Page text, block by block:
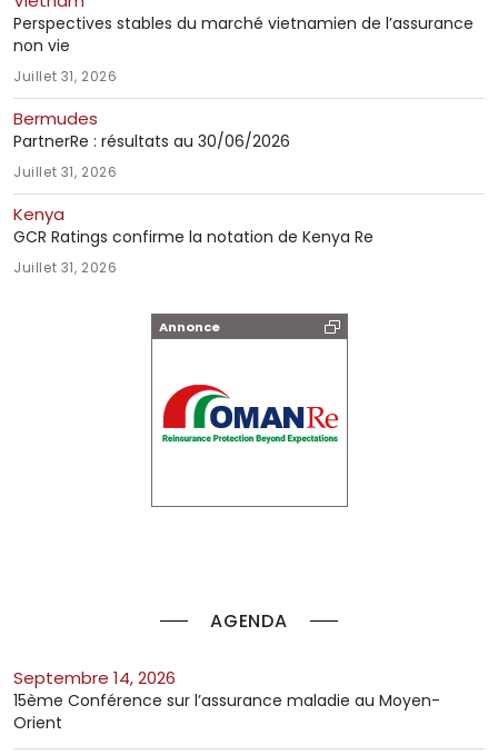
Annonce
AGENDA
septembre 14, 2026
15ème Conférence sur l’assurance maladie au Moyen-
Orient
Perspectives stables du marché vietnamien de l’assurance
non vie
Juillet 31, 2026
Bermudes
PartnerRe : résultats au 30/06/2026
Juillet 31, 2026
Kenya
GCR Ratings confirme la notation de Kenya Re
Juillet 31, 2026